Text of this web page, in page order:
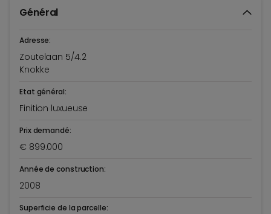
Général
Adresse:
Zoutelaan 5/4.2
Knokke
Etat général:
Finition luxueuse
Prix demandé:
€ 899.000
Année de construction:
2008
Superficie de la parcelle: